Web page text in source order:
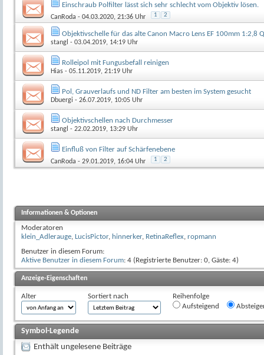
Einschraub Polfilter lässt sich sehr schlecht vom Objektiv lösen.
CanRoda - 04.03.2020, 21:36 Uhr 1 2
Objektivschelle für das alte Canon Macro Lens EF 100mm 1:2,8
stangl - 03.04.2019, 14:19 Uhr
Rolleipol mit Fungusbefall reinigen
Hias - 05.11.2019, 21:19 Uhr
Pol, Grauverlaufs und ND Filter am besten im System gesucht
Dbuergi - 26.07.2019, 10:05 Uhr
Objektivschellen nach Durchmesser
stangl - 22.02.2019, 13:29 Uhr
Einfluß von Filter auf Schärfenebene
CanRoda - 29.01.2019, 16:04 Uhr 1 2
Informationen & Optionen
Moderatoren
klein_Adlerauge, LucisPictor, hinnerker, RetinaReflex, ropmann
Benutzer in diesem Forum:
Aktive Benutzer in diesem Forum: 4 (Registrierte Benutzer: 0, Gäste: 4)
Anzeige-Eigenschaften
Alter Sortiert nach
Reihenfolge
Aufsteigend
Symbol-Legende
Enthält ungelesene Beiträge